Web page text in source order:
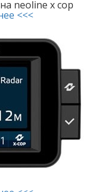
neoline x cop
<<<